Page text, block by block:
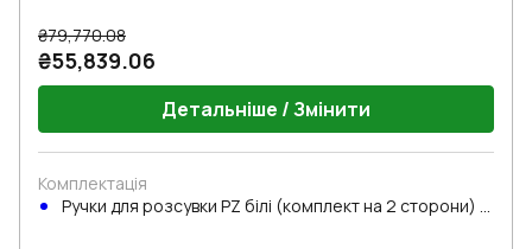
₴79,770.08
₴55,839.06
Детальніше / Змінити
Комплектація
Ручки для розсувки PZ білі (комплект на 2 сторони) з